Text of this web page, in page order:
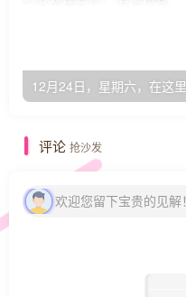
评论 抢沙发
欢迎您留下宝贵的见解！